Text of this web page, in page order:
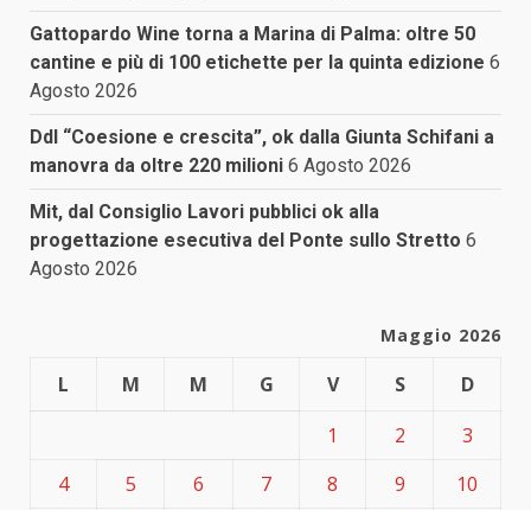
Gattopardo Wine torna a Marina di Palma: oltre 50
cantine e più di 100 etichette per la quinta edizione 6
Agosto 2026
Ddl “Coesione e crescita”, ok dalla Giunta Schifani a
manovra da oltre 220 milioni 6 Agosto 2026
Mit, dal Consiglio Lavori pubblici ok alla
progettazione esecutiva del Ponte sullo Stretto 6
Agosto 2026
Maggio 2026
L M M G V S
D
1
2
3
4
5 6 7 8 9
10